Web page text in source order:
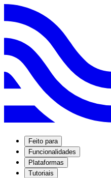
Feito para
Funcionalidades
Plataformas
Tutoriais